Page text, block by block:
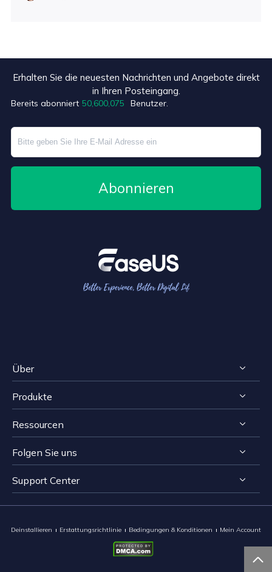
Erhalten Sie die neuesten Nachrichten und Angebote direkt
in Ihren Posteingang.
Bereits abonniert 50,600,084 Benutzer.
Abonnieren
Über
Impressum
Reviews & Awards
Lizenzvereinbarung
Produkte
RecExperts für Windows
RecExperts für Mac
Online Screen Recorder
Ressourcen
Bildschirmaufnahme-Tipps
Mac App Store
Folgen Sie uns
  
Support Center
Deinstallieren Erstattungsrichtlinie Bedingungen & Konditionen Mein Account

+5